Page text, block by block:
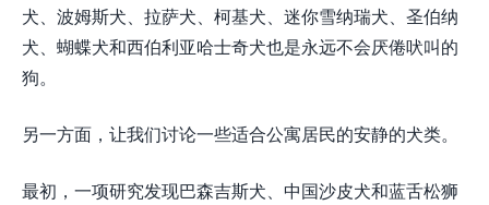
犬、波姆斯犬、拉萨犬、柯基犬、迷你雪纳瑞犬、圣伯纳
犬、蝴蝶犬和西伯利亚哈士奇犬也是永远不会厌倦吠叫的
狗。
另一方面，让我们讨论一些适合公寓居民的安静的犬类。
最初，一项研究发现巴森吉斯犬、中国沙皮犬和蓝舌松狮